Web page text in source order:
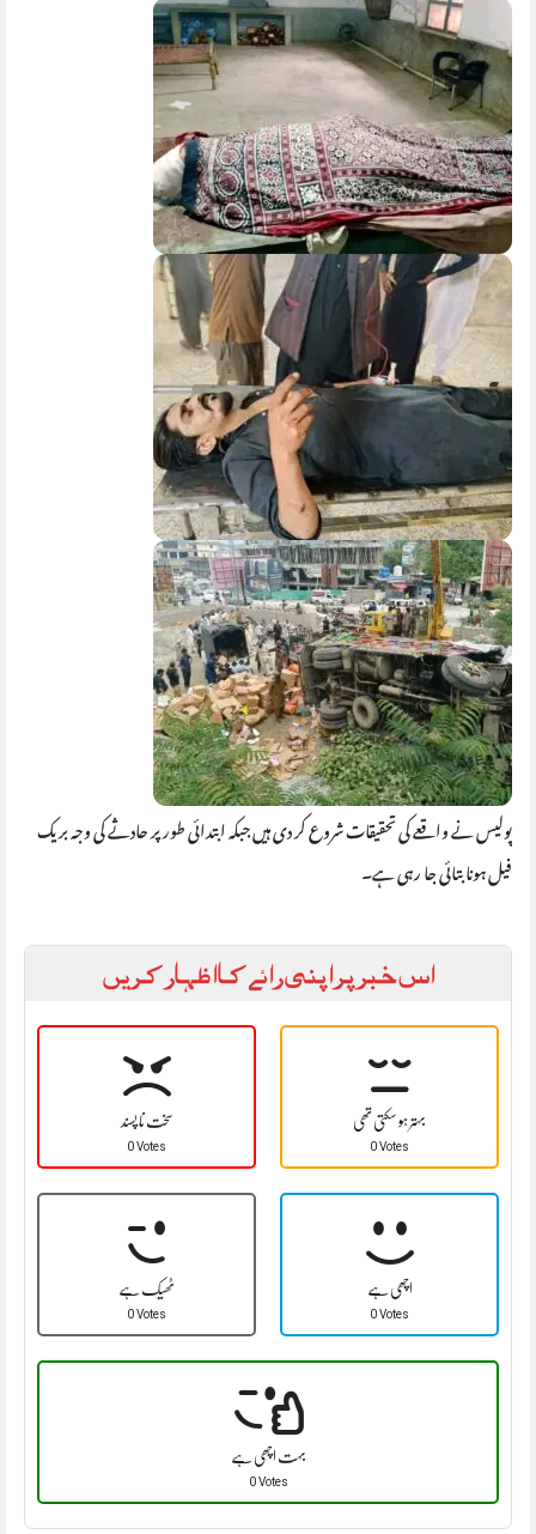
پولیس نے واقعے کی تحقیقات شروع کر دی ہیں جبکہ ابتدائی طور پر حادثے کی وجہ بریک
فیل ہونا بتائی جا رہی ہے۔
اس خبر پر اپنی رائے کا اظہار کریں
سخت نا پسند
0 Votes
بہتر ہو سکتی تھی
0 Votes
ٹھیک ہے
0 Votes
اچھی ہے
0 Votes
بہت اچھی ہے
0 Votes